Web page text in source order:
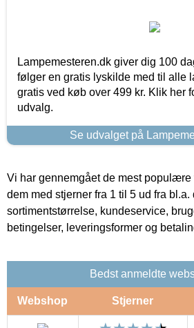
Lampemesteren.dk giver dig 100
følger en gratis lyskilde med til alle
gratis ved køb over 499 kr. Klik her
udvalg.
Se udvalget på
Vi har gennemgået de mest
dem med stjerner fra 1 til 5 ud fra
sortimentstørrelse, kundeservice,
betingelser, leveringsformer og
Bedst anmeldte
Webshop Stjerner